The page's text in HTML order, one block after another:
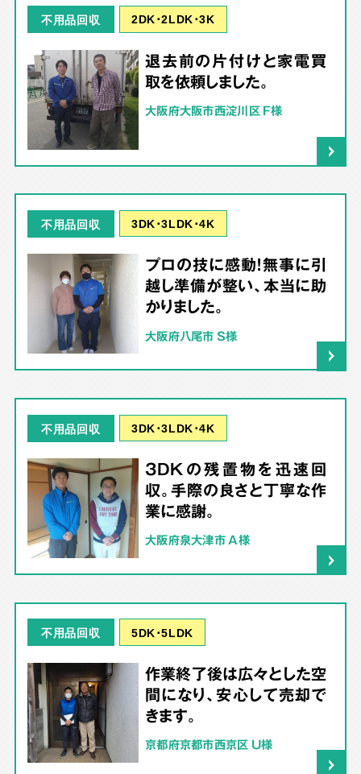
不用品回収 2DK･2LDK･3K
退去前の片付けと家電買
取を依頼しました。
大阪府大阪市西淀川区 F様
不用品回収 3DK･3LDK･4K
プロの技に感動！無事に引
越し準備が整い、本当に助
かりました。
大阪府八尾市 S様
不用品回収 3DK･3LDK･4K
3DKの残置物を迅速回
収。手際の良さと丁寧な作
業に感謝。
大阪府泉大津市 A様
不用品回収 5DK･5LDK
作業終了後は広々とした空
間になり、安心して売却で
きます。
京都府京都市西京区 U様